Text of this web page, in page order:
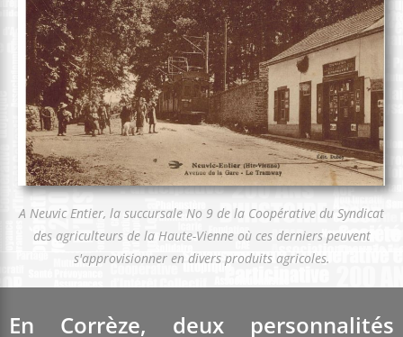
A Neuvic Entier, la succursale No 9 de la Coopérative du Syndicat
des agriculteurs de la Haute-Vienne où ces derniers peuvent
s'approvisionner en divers produits agricoles.
En Corrèze, deux personnalités